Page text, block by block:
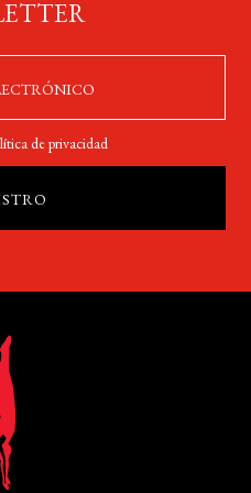
de privacidad